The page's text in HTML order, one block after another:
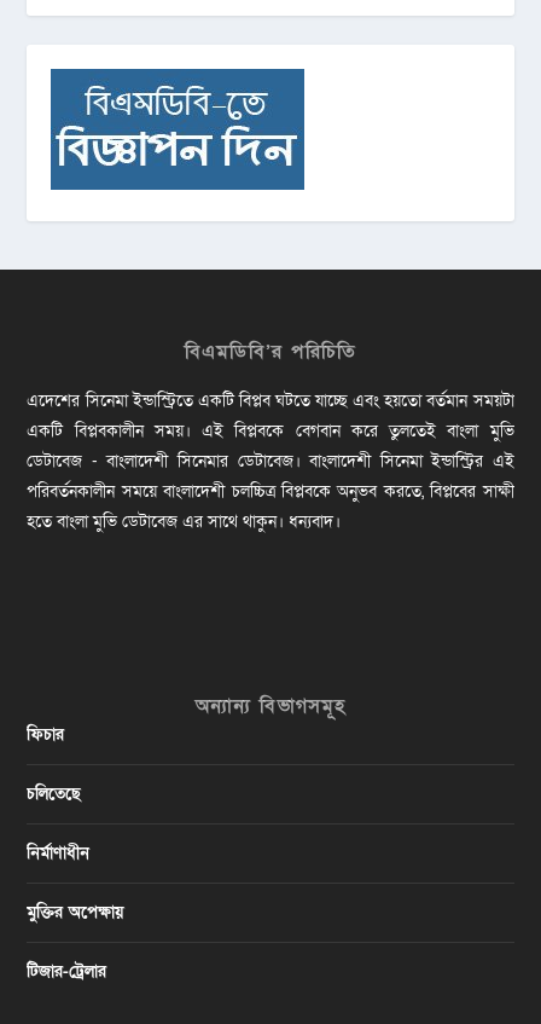
বিএমডিবি’র পরিচিতি
এদেশের সিনেমা ইন্ডাস্ট্রিতে একটি বিপ্লব ঘটতে যাচ্ছে এবং হয়তো বর্তমান সময়টা
একটি বিপ্লবকালীন সময়। এই বিপ্লবকে বেগবান করে তুলতেই বাংলা মুভি
ডেটাবেজ - বাংলাদেশী সিনেমার ডেটাবেজ। বাংলাদেশী সিনেমা ইন্ডাস্ট্রির এই
পরিবর্তনকালীন সময়ে বাংলাদেশী চলচ্চিত্র বিপ্লবকে অনুভব করতে, বিপ্লবের সাক্ষী
হতে বাংলা মুভি ডেটাবেজ এর সাথে থাকুন। ধন্যবাদ।
অন্যান্য বিভাগসমূহ
ফিচার
চলিতেছে
নির্মাণাধীন
মুক্তির অপেক্ষায়
টিজার-ট্রেলার